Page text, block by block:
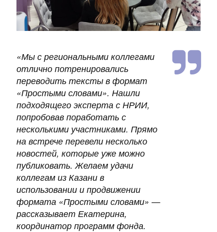
«Мы с региональными коллегами
отлично потренировались
переводить тексты в формат
«Простыми словами». Нашли
подходящего эксперта с НРИИ,
попробовав поработать с
несколькими участниками. Прямо
на встрече перевели несколько
новостей, которые уже можно
публиковать. Желаем удачи
коллегам из Казани в
использовании и продвижении
формата «Простыми словами» —
рассказывает Екатерина,
координатор программ фонда.